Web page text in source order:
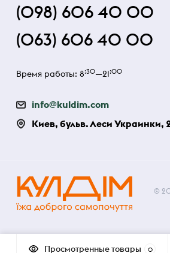
(098) 606 40 00
(063) 606 40 00
Время работы: 8:30—21:00
info@kuldim.com
Киев, бульв. Леси Украинки,
©
Просмотренные товары 0